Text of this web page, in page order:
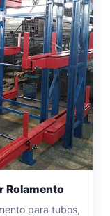
Rolamento
para tubos,